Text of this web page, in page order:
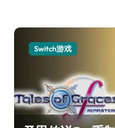
Switch游戏